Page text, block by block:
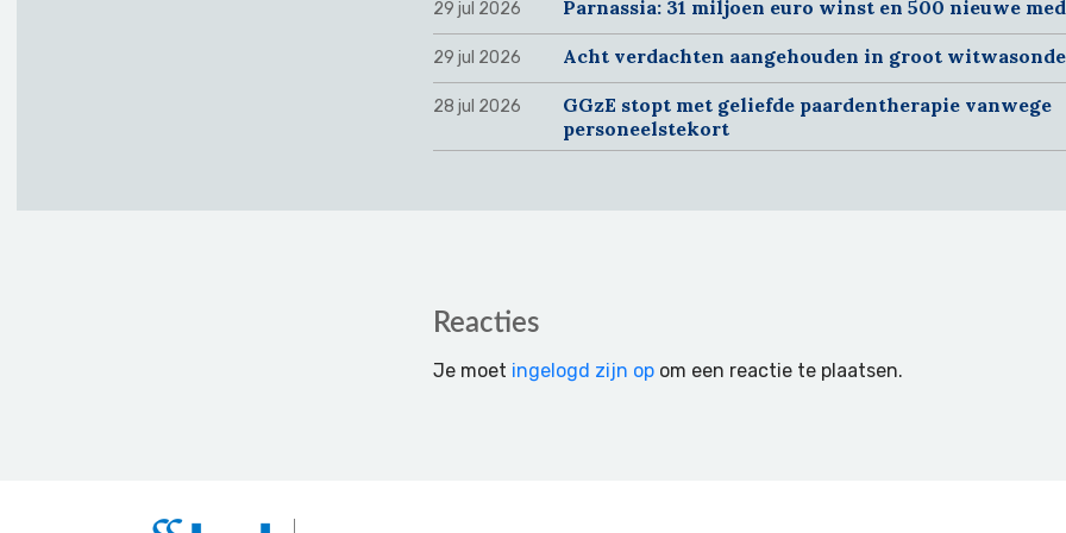
29 jul 2026 Parnassia: 31 miljoen euro winst en 500 nieuwe
29 jul 2026 Acht verdachten aangehouden in groot
28 jul 2026
GGzE stopt met geliefde paardentherapie vanwege
personeelstekort
Reacties
Je moet ingelogd zijn op om een reactie te plaatsen.